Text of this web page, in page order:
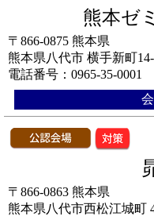
熊本ゼ
〒866-0875 熊本県
熊本県八代市 横手新町
電話番号：0965-35-0001
〒866-0863 熊本県
熊本県八代市西松江城町